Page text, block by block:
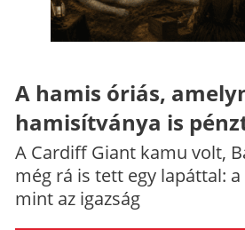
A hamis óriás,
hamisítványa is
A Cardiff Giant kamu volt,
még rá is tett egy lapáttal:
mint az igazság